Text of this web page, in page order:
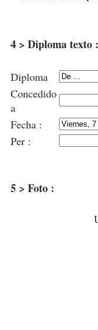
4 > Diploma texto :
Diploma
Concedido
a
Fecha :
Per :
5 > Foto :